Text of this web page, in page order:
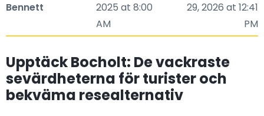
Bennett
2025 at 8:00
AM
29, 2026 at 12:41
PM
Upptäck Bocholt: De vackraste
sevärdheterna för turister och
bekväma resealternativ